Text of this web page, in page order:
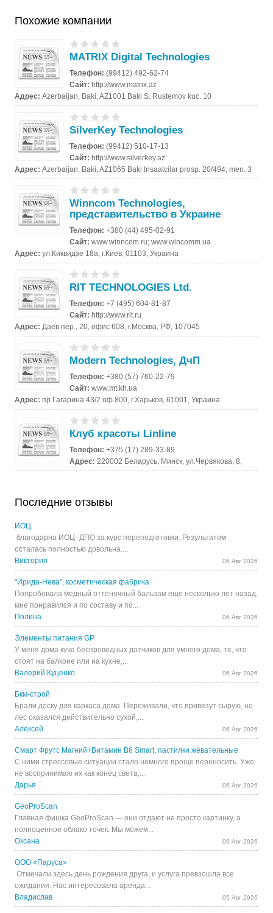
Похожие компании
MATRIX Digital Technologies
Телефон:(99412) 492-62-74
Сайт:http://www.matrix.az
Адрес:Azerbaijan, Baki, AZ1001 Baki S. Rustemov kuc. 10
SilverKey Technologies
Телефон:(99412) 510-17-13
Сайт:http://www.silverkey.az
Адрес:Azerbaijan, Baki, AZ1065 Baki Insaatcilar prosp. 20/494, men. 3
Winncom Technologies,
представительство в Украине
Телефон:+380 (44) 495-02-91
Сайт:www.winncom.ru; www.wincomm.ua
Адрес:ул.Киквидзе 18а, г.Киев, 01103, Украина
RIT TECHNOLOGIES Ltd.
Телефон:+7 (495) 604-81-87
Сайт:http://www.rit.ru
Адрес: Даев пер., 20, офис 608, г.Москва, РФ, 107045
Modern Technologies, ДчП
Телефон:+380 (57) 760-22-79
Сайт:www.mt.kh.ua
Адрес:пр.Гагарина 43/2 оф.800, г.Харьков, 61001, Украина
Клуб красоты Linline
Телефон:+375 (17) 289-33-89
Адрес: 220002 Беларусь, Минск, ул.Червякова, 8,
Последние отзывы
ИОЦ
благодарна ИОЦ- ДПО за курс переподготовки. Результатом
осталась полностью довольна....
Виктория
06 Авг 2026
"Ирида-Нева", косметическая фабрика
Попробовала медный оттеночный бальзам еще несколько лет назад,
мне понравился и по составу и по...
Полина
06 Авг 2026
Элементы питания GP
У меня дома куча беспроводных датчиков для умного дома, те, что
стоят на балконе или на кухне,...
Валерий Куценко
06 Авг 2026
Бкм-строй
Брали доску для каркаса дома. Переживали, что привезут сырую, но
лес оказался действительно сухой,...
Алексей
06 Авг 2026
Смарт Фрутс Магний+Витамин В6 Smart, пастилки жевательные
С ними стрессовые ситуации стало немного проще переносить. Уже
не воспринимаю их как конец света,...
Дарья
06 Авг 2026
GeoProScan
Главная фишка GeoProScan — они отдают не просто картинку, а
полноценное облако точек. Мы можем...
Оксана
06 Авг 2026
ООО «Паруса»
Отмечали здесь день рождения друга, и услуга превзошла все
ожидания. Нас интересовала аренда...
Владислав
05 Авг 2026